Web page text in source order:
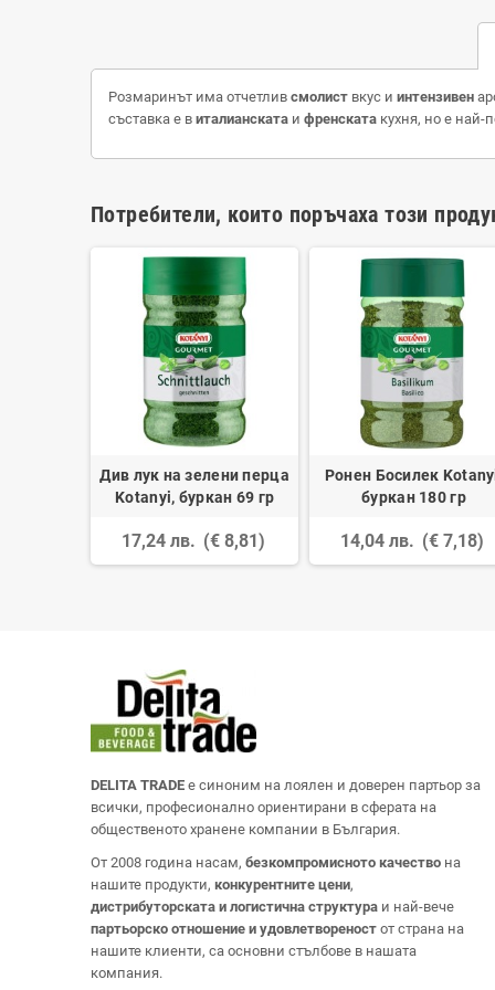
Розмаринът има отчетлив смолист вкус и интензивен
съставка е в италианската и френската кухня, но е най-
Потребители, които поръчаха този
Див лук на зелени перца
Kotanyi, буркан 69 гр
17,24 лв. (€ 8,81)
Ронен Босилек
буркан 180 гр
14,04 лв. (€ 7,18)
DELITA TRADE е синоним на лоялен и доверен партьор за
всички, професионално ориентирани в сферата на
общественото хранене компании в България.
От 2008 година насам, безкомпромисното качество на
нашите продукти, конкурентните цени,
дистрибуторската и логистична структура и най-вече
партьорско отношение и удовлетвореност от страна на
нашите клиенти, са основни стълбове в нашата
компания.